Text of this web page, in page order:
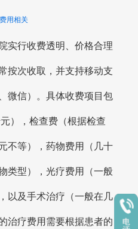
用相关
实行收费透明、价格合理
按次收取，并支持移动支
微信）。具体收费项目包
），检查费（根据检查
不等），药物费用（几十
类型），光疗费用（一般
以及手术治疗（一般在几
治疗费用需要根据患者的